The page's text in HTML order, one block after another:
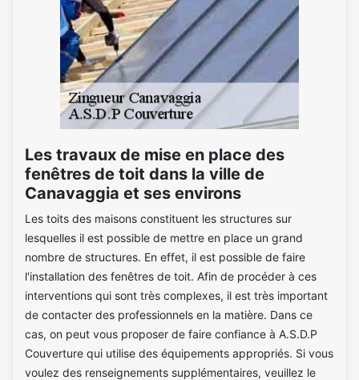
Les travaux de mise en place des
fenêtres de toit dans la ville de
Canavaggia et ses environs
Les toits des maisons constituent les structures sur
lesquelles il est possible de mettre en place un grand
nombre de structures. En effet, il est possible de faire
l'installation des fenêtres de toit. Afin de procéder à ces
interventions qui sont très complexes, il est très important
de contacter des professionnels en la matière. Dans ce
cas, on peut vous proposer de faire confiance à A.S.D.P
Couverture qui utilise des équipements appropriés. Si vous
voulez des renseignements supplémentaires, veuillez le